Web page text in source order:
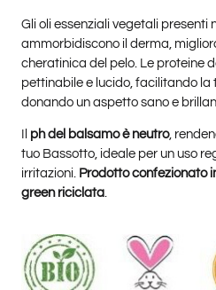
Gli oli essenziali vegetali presenti
ammorbidiscono il derma,
cheratinica del pelo. Le proteine
pettinabile e lucido, facilitando
donando un aspetto sano e
ph del balsamo è neutro,
tuo Bassotto, ideale per un uso
irritazioni. Prodotto confezionato
green riciclata.